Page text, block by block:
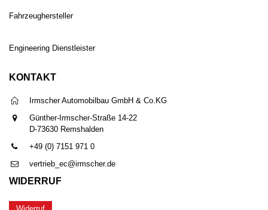
Fahrzeughersteller
Engineering Dienstleister
KONTAKT
Irmscher Automobilbau GmbH & Co.KG
Günther-Irmscher-Straße 14-22
D-73630 Remshalden
+49 (0) 7151 971 0
vertrieb_ec@irmscher.de
WIDERRUF